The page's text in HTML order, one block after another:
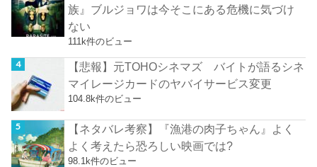
族』ブルジョワは今そこにある危機に気づけ
ない
111k件のビュー
【悲報】元TOHOシネマズ バイトが語るシネ
マイレージカードのヤバイサービス変更
104.8k件のビュー
【ネタバレ考察】『漁港の肉子ちゃん』よく
よく考えたら恐ろしい映画では?
98.1k件のビュー